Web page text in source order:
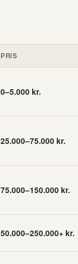
PRIS
0–5.000 kr.
25.000–75.000 kr.
75.000–150.000 kr.
50.000–250.000+ kr.